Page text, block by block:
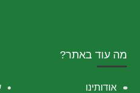
מה עוד באתר?
אודותינו